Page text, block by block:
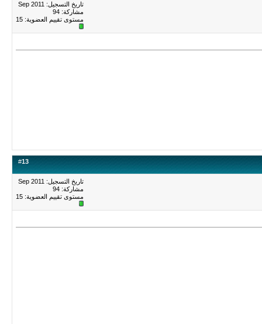
تاريخ التسجيل: Sep 2011
مشاركة: 94
مستوى تقييم العضوية: 15
#13
تاريخ التسجيل: Sep 2011
مشاركة: 94
مستوى تقييم العضوية: 15